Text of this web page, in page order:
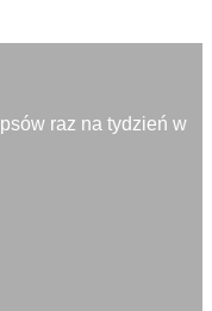
raz na tydzień w